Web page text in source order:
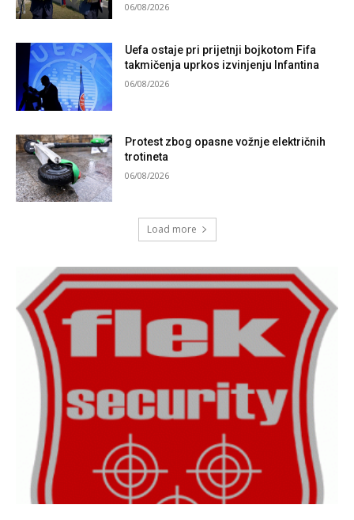
06/08/2026
Uefa ostaje pri prijetnji bojkotom Fifa
takmičenja uprkos izvinjenju Infantina
06/08/2026
Protest zbog opasne vožnje električnih
trotineta
06/08/2026
Load more